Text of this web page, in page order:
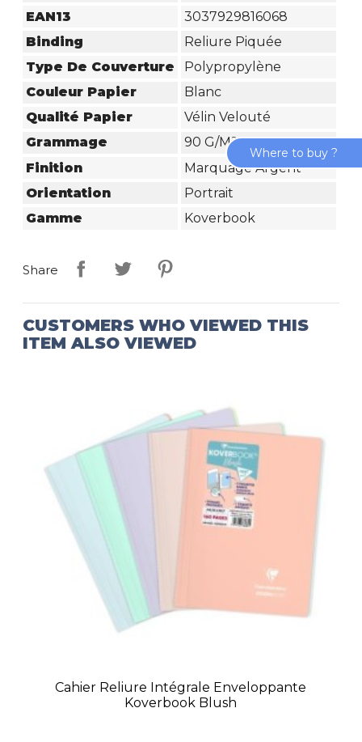
EAN13
3037929816068
Binding
Reliure Piquée
Type De Couverture
Polypropylène
Couleur Papier
Blanc
Qualité Papier
Vélin Velouté
Grammage
90 G/m²
Finition
Marquage Argent
Orientation
Portrait
Gamme
Koverbook
Share
CUSTOMERS WHO VIEWED THIS
ITEM ALSO VIEWED
Cahier Reliure Intégrale Enveloppante
Koverbook Blush
Where to buy ?